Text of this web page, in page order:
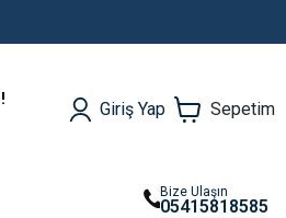
Giriş Yap Sepetim
Bize Ulaşın
05415818585